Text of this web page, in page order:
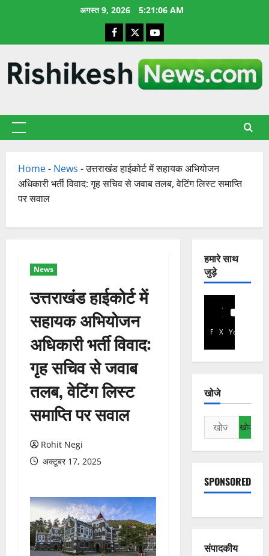
अगस्त 9, 2026 5:21:07 AM
Facebook
X YouTube
प्राथमिक
Home- News -उत्तराखंड हाईकोर्ट में सहायक अभियोजन
अधिकारी भर्ती विवाद: गृह सचिव से जवाब तलब, वेटिंग लिस्ट समाप्ति
पर सवाल
News
उत्तराखंड हाईकोर्ट में
सहायक अभियोजन
अधिकारी भर्ती विवाद:
गृह सचिव से जवाब
तलब, वेटिंग लिस्ट
समाप्ति पर सवाल
Rohit Negi
अक्टूबर 17, 2025
हमारे साथ
जुड़े
Facebook
X YouTube
खोजे
निम्न
को
खोजें:
SPONSORED
संपादकीय